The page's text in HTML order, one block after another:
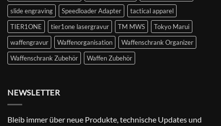
slide engraving
Speedloader Adapter
tactical apparel
TIER1ONE
tier1one lasergravur TM MWS
Tokyo Marui
waffengravur
Waffenorganisation
Waffenschrank Organizer
Waffenschrank Zubehör
Waffen Zubehör
NEWSLETTER
Bleib immer über neue Produkte, technische Updates und